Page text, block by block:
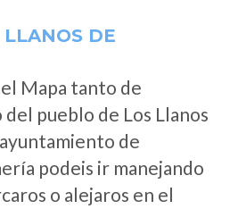
DE
Mapa tanto de
pueblo de Los Llanos
de
podeis ir manejando
o alejaros en el